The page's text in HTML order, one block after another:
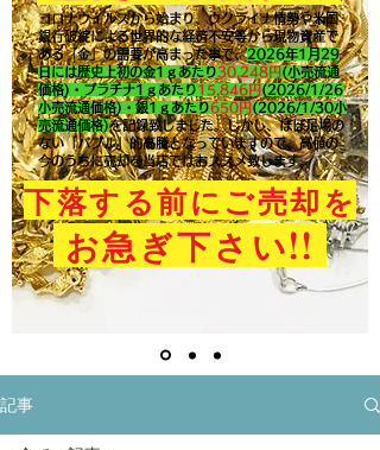
コロナウイルスから始まり、ウクライナ情勢や米国
銀行破綻による世界的な経済不安等から現物資産で
ある「金」の需要が高まった事で、2026年1月29
日には歴史上初の金1ｇあたり30,248円 (小売流通
価格)・プラチナ1ｇあたり15,846円 (2026/1/26
小売流通価格)・銀1ｇあたり650円 (2026/1/30小
売流通価格)を記録致しました。​しかし、ほぼ足場の
ない「バブル」的高騰となっていますので、高値の
今のうちに売却を当店ではおススメ致します。
下落する前にご売却を
お急ぎ下さい!!
記事